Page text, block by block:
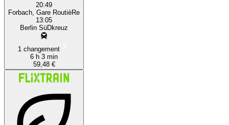
20:49
Forbach, Gare RoutièRe
13:05
Berlin SüDkreuz
1 changement
6 h 3 min
59,48 €